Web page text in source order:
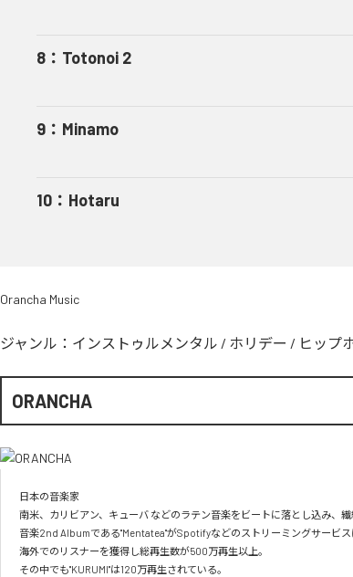
8 ： Totonoi 2
9 ： Minamo
10 ： Hotaru
Orancha Music
ジャンル： インストゥルメンタル / ホリデー / ヒップ
ORANCHA
日本の音楽家
南米、カリビアン、キューバ などのラテン音楽をビートに落とし込み、
音楽2nd Albumである"Mentatea"がSpotifyなどのストリーミングサービス
海外でのリスナーを獲得し総再生数が500万再生以上。
その中でも"KURUMI"は120万再生されている。